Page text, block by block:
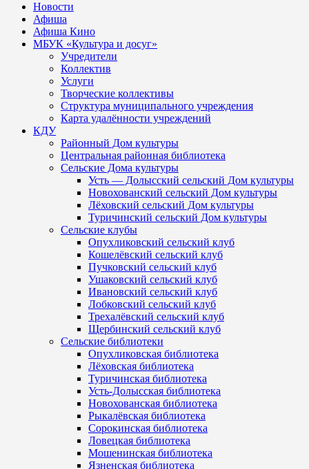
Новости
Афиша
Афиша Кино
МБУК «Культура и досуг»
Учредители
Коллектив
Услуги
Творческие коллективы
Структура муниципального учреждения
Карта удалённости учреждений
КДУ
Районный Дом культуры
Центральная районная библиотека
Сельские Дома культуры
Усть — Долысский сельский Дом культуры
Новохованский сельский Дом культуры
Лёховский сельский Дом культуры
Туричинский сельский Дом культуры
Сельские клубы
Опухликовский сельский клуб
Кошелёвский сельский клуб
Пучковский сельский клуб
Ушаковский сельский клуб
Ивановский сельский клуб
Лобковский сельский клуб
Трехалёвский сельский клуб
Щербинский сельский клуб
Сельские библиотеки
Опухликовская библиотека
Лёховская библиотека
Туричинская библиотека
Усть-Долысская библиотека
Новохованская библиотека
Рыкалёвская библиотека
Сорокинская библиотека
Ловецкая библиотека
Мошенинская библиотека
Язненская библиотека